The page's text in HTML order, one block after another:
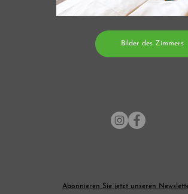
Bilder des Zimmers
Abonnieren Sie jetzt unseren